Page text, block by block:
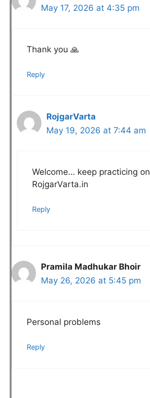
May 17, 2026 at 4:35 pm
Thank you 🙏
Reply
RojgarVarta
May 19, 2026 at 7:44 am
Welcome… keep practicing on
RojgarVarta.in
Reply
Pramila Madhukar Bhoir
May 26, 2026 at 5:45 pm
Personal problems
Reply